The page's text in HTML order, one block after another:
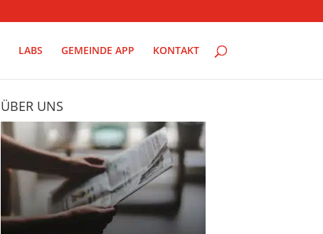
LABS GEMEINDE APP KONTAKT
ÜBER UNS